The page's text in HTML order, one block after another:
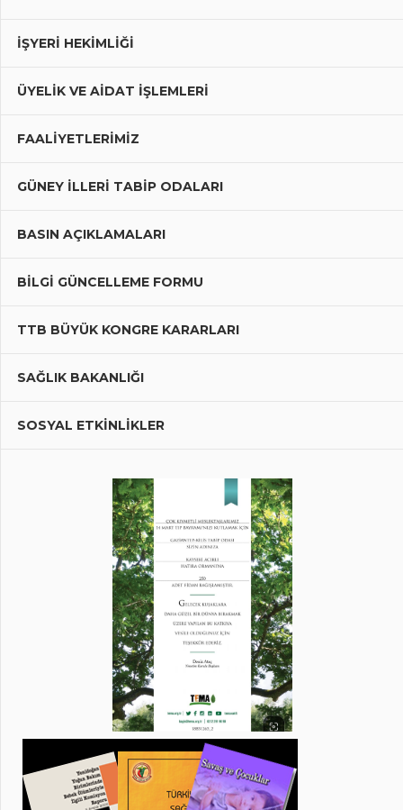
İŞYERİ HEKİMLİĞİ
ÜYELIK VE AIDAT İŞLEMLERI
FAALIYETLERIMIZ
GÜNEY İLLERI TABIP ODALARI
BASIN AÇIKLAMALARI
BILGI GÜNCELLEME FORMU
TTB BÜYÜK KONGRE KARARLARI
SAĞLIK BAKANLIĞI
SOSYAL ETKİNLİKLER